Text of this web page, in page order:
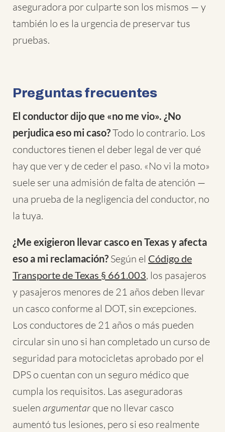
aseguradora por culparte son los mismos — y
también lo es la urgencia de preservar tus
pruebas.
Preguntas frecuentes
El conductor dijo que «no me vio». ¿No
perjudica eso mi caso?Todo lo contrario. Los
conductores tienen el deber legal de ver qué
hay que ver y de ceder el paso. «No vi la moto»
suele ser una admisión de falta de atención —
una prueba de la negligencia del conductor, no
la tuya.
¿Me exigieron llevar casco en Texas y afecta
eso a mi reclamación? Según el Código de
Transporte de Texas § 661.003, los pasajeros
y pasajeros menores de 21 años deben llevar
un casco conforme al DOT, sin excepciones.
Los conductores de 21 años o más pueden
circular sin uno si han completado un curso de
seguridad para motocicletas aprobado por el
DPS o cuentan con un seguro médico que
cumpla los requisitos. Las aseguradoras
suelen argumentar que no llevar casco
aumentó tus lesiones, pero si eso realmente